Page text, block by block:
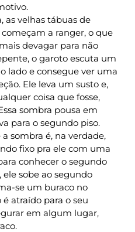
as velhas tábuas de
a ranger, o que
devagar para não
o garoto escuta um
lado e consegue ver uma
Ele leva um susto e,
coisa que fosse,
sombra pousa em
para o segundo piso.
sombra é, na verdade,
fixo pra ele com uma
conhecer o segundo
ele sobe ao segundo
se um buraco no
atraído para o seu
em algum lugar,